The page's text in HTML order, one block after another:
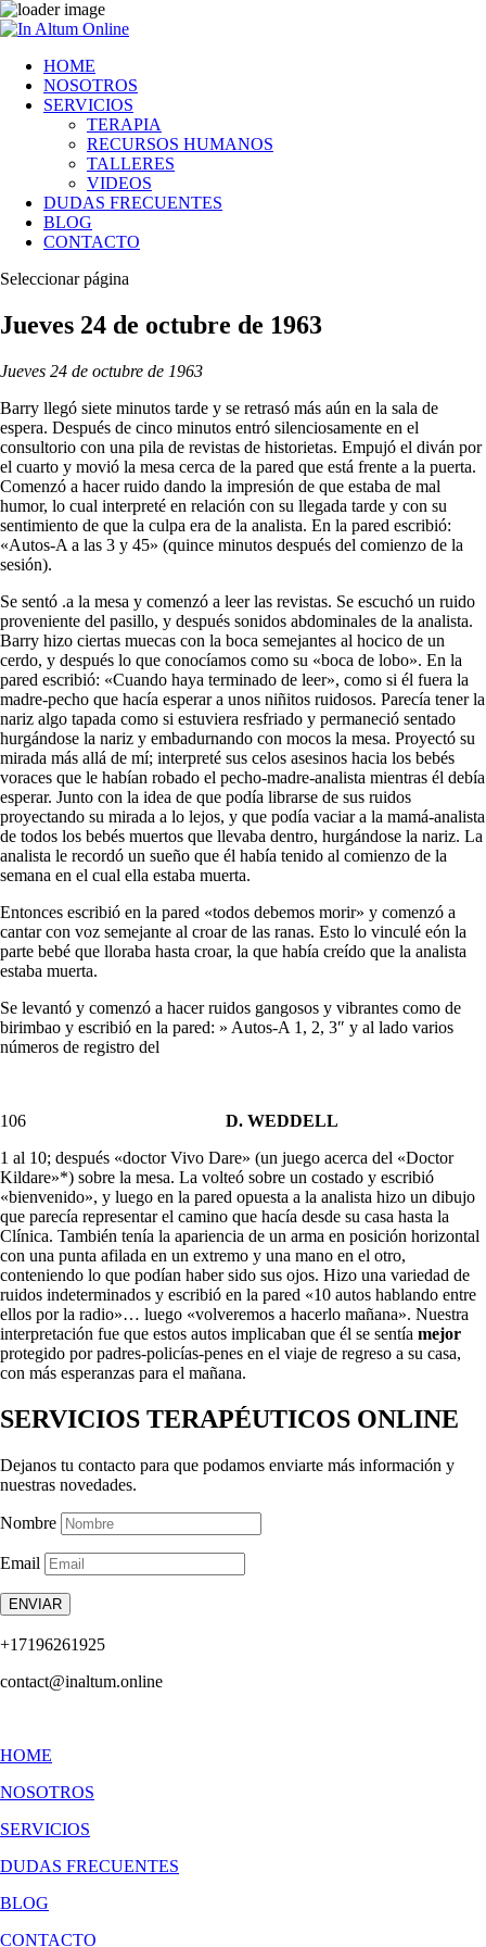
HOME
NOSOTROS
SERVICIOS
TERAPIA
RECURSOS HUMANOS
TALLERES
VIDEOS
DUDAS FRECUENTES
BLOG
CONTACTO
Seleccionar página
Jueves 24 de octubre de 1963
Jueves 24 de octubre de 1963
Barry llegó siete minutos tarde y se retrasó más aún en la sala de
espera. Después de cinco minutos entró silenciosamente en el
consultorio con una pila de revistas de historietas. Empujó el diván por
el cuarto y movió la mesa cerca de la pared que está frente a la puerta.
Comenzó a hacer ruido dando la impresión de que estaba de mal
humor, lo cual interpreté en relación con su llegada tarde y con su
sentimiento de que la culpa era de la analista. En la pared escribió:
«Autos-A a las 3 y 45» (quince minutos después del comienzo de la
sesión).
Se sentó .a la mesa y comenzó a leer las revistas. Se escuchó un ruido
prove­niente del pasillo, y después sonidos abdominales de la analista.
Barry hizo ciertas muecas con la boca semejantes al hocico de un
cerdo, y después lo que conocíamos como su «boca de lobo». En la
pared escribió: «Cuando haya terminado de leer», como si él fuera la
madre-pecho que hacía esperar a unos niñitos ruidosos. Parecía tener la
nariz algo tapada como si estuviera resfriado y permaneció sentado
hurgándose la nariz y embadurnando con mocos la mesa. Proyectó su
mirada más allá de mí; interpreté sus celos asesinos hacia los bebés
voraces que le habían robado el pecho-madre-analista mientras él debía
esperar. Junto con la idea de que podía librarse de sus ruidos
proyectando su mirada a lo lejos, y que podía vaciar a la mamá-analista
de todos los bebés muertos que llevaba dentro, hurgándose la nariz. La
analista le recordó un sueño que él había tenido al comienzo de la
semana en el cual ella estaba muerta.
Entonces escribió en la pared «todos debemos morir» y comenzó a
cantar con voz semejante al croar de las ranas. Esto lo vinculé eón la
parte bebé que lloraba hasta croar, la que había creído que la analista
estaba muerta.
Se levantó y comenzó a hacer ruidos gangosos y vibrantes como de
birimbao y escribió en la pared: » Autos-A 1, 2, 3″ y al lado varios
números de registro del
106 D. WEDDELL
1 al 10; después «doctor Vivo Dare» (un juego acerca del «Doctor
Kildare»*) sobre la mesa. La volteó sobre un costado y escribió
«bienvenido», y luego en la pared opuesta a la analista hizo un dibujo
que parecía representar el camino que hacía desde su casa hasta la
Clínica. También tenía la apariencia de un arma en posición horizontal
con una punta afilada en un extremo y una mano en el otro,
conteniendo lo que podían haber sido sus ojos. Hizo una variedad de
ruidos inde­terminados y escribió en la pared «10 autos hablando entre
ellos por la radio»… luego «volveremos a hacerlo mañana». Nuestra
interpretación fue que estos autos implicaban que él se sentía mejor
protegido por padres-policías-penes en el viaje de regreso a su casa,
con más esperanzas para el mañana.
SERVICIOS TERAPÉUTICOS ONLINE
Dejanos tu contacto para que podamos enviarte más información y
nuestras novedades.
Nombre
Email
ENVIAR
+17196261925
contact@inaltum.online
HOME
NOSOTROS
SERVICIOS
DUDAS FRECUENTES
BLOG
CONTACTO